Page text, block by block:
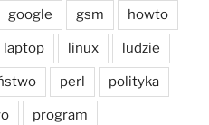
google gsm howto
laptop linux ludzie
perl polityka
program